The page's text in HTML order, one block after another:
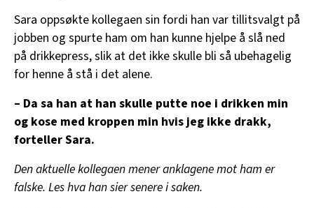
Sara oppsøkte kollegaen sin fordi han var tillitsvalgt på
jobben og spurte ham om han kunne hjelpe å slå ned
på drikkepress, slik at det ikke skulle bli så ubehagelig
for henne å stå i det alene.
– Da sa han at han skulle putte noe i drikken min
og kose med kroppen min hvis jeg ikke drakk,
forteller Sara.
Den aktuelle kollegaen mener anklagene mot ham er
falske. Les hva han sier senere i saken.